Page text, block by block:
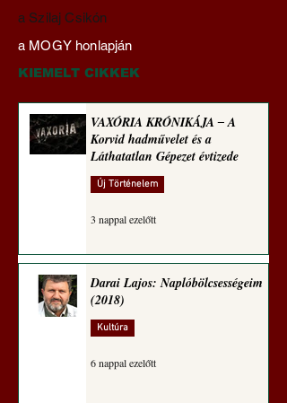
Darai Lajos:
Naplóbölcsességeim
(2024)
a Szilaj Csikón
a MOGY honlapján
KIEMELT CIKKEK
VAXÓRIA KRÓNIKÁJA ‒ A
Korvid hadművelet és a
Láthatatlan Gépezet évtizede
Új Történelem
3 nappal ezelőtt
Darai Lajos: Naplóbölcsességeim
(2018)
Kultúra
6 nappal ezelőtt